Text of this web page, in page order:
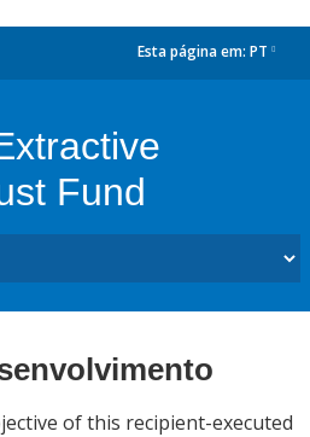
Esta página em: PT
Fund
of this recipient-executed